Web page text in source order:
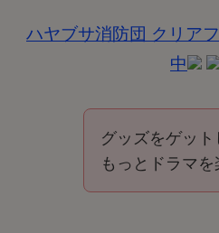
ハヤブサ消防団 クリア
中
グッズをゲット
もっとドラマを